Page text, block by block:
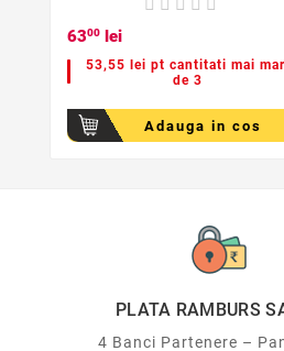
6300 lei
53,55 lei pt cantitati mai
de 3
Adauga in cos
PLATA RAMBURS
4 Banci Partenere –